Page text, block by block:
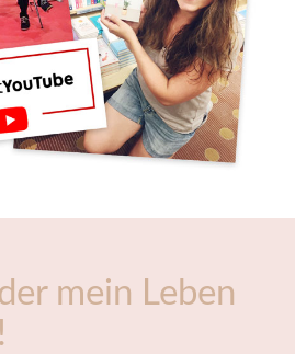
mein Leben